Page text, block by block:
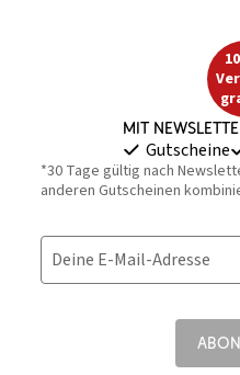
Mit
Gutscheine
*30 Tage gültig nach
anderen Gutscheinen
Deine E-Mail-Adresse